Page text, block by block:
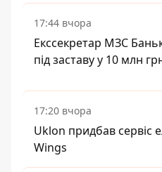
17:44 вчора
Екссекретар МЗС
під заставу у 10 млн
17:20 вчора
Uklon придбав сервіс
Wings